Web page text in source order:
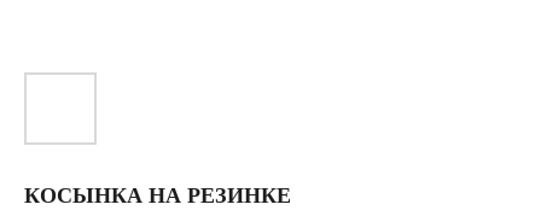
КОСЫНКА НА РЕЗИНКЕ